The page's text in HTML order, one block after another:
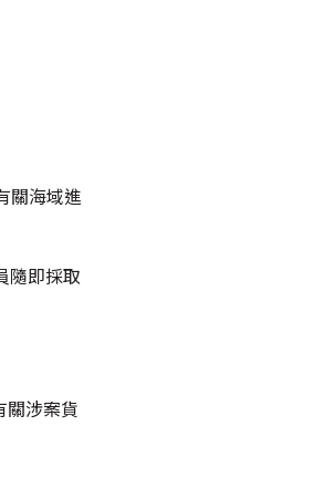
關海域進
隨即採取
關涉案貨